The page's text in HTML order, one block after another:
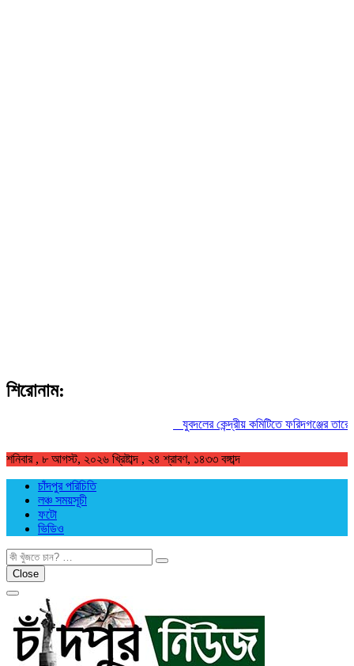
শিরোনাম:
যুবদলের কেন্দ্রীয় কমিটিতে ফরিদগঞ্জের তারেকুর
শনিবার , ৮ আগস্ট, ২০২৬ খ্রিষ্টাব্দ , ২৪ শ্রাবণ, ১৪৩৩ বঙ্গাব্দ
চাঁদপুর পরিচিতি
লঞ্চ সময়সূচী
ফটো
ভিডিও
খুজুন
Close